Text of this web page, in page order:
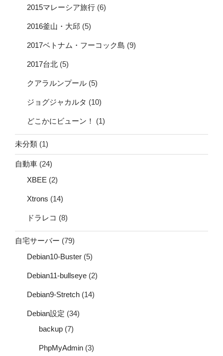
2015マレーシア旅行 (6)
2016釜山・大邱 (5)
2017ベトナム・フーコック島 (9)
2017台北 (5)
クアラルンプール (5)
ジョグジャカルタ (10)
どこかにビューン！ (1)
未分類 (1)
自動車 (24)
XBEE (2)
Xtrons (14)
ドラレコ (8)
自宅サーバー (79)
Debian10-Buster (5)
Debian11-bullseye (2)
Debian9-Stretch (14)
Debian設定 (34)
backup (7)
PhpMyAdmin (3)